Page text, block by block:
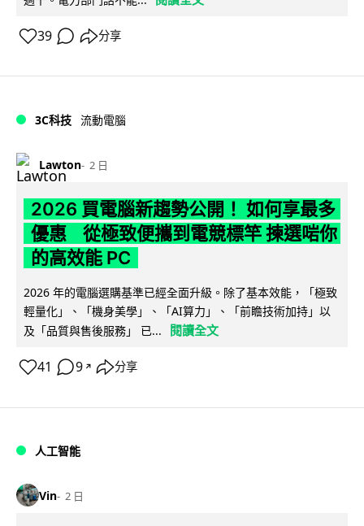
39 分享
3C科技 流動電腦
Lawton 2 日
2026 買電腦新趨勢公開！ 如何享最多
優惠 從極致便攜到電競標竿 揀選啱你
的高效能 PC
2026 年的電腦選購基準已經全面升級。除了基本效能，「極致
輕量化」、「機身美學」、「AI算力」、「前瞻技術加持」以
及「品質與售後服務」 已...
閱讀全文
41 9 ↗ 分享
人工智能
Vin 2 日